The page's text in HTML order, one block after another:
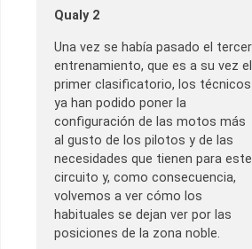
Qualy 2
Una vez se había pasado el tercer
entrenamiento, que es a su vez el
primer clasificatorio, los técnicos
ya han podido poner la
configuración de las motos más
al gusto de los pilotos y de las
necesidades que tienen para este
circuito y, como consecuencia,
volvemos a ver cómo los
habituales se dejan ver por las
posiciones de la zona noble.